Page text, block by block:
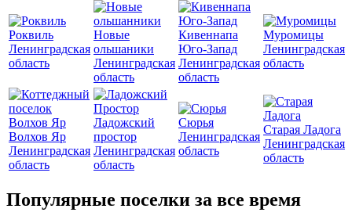
Роквиль
Ленинградская
область
Новые
ольшаники
Ленинградская
область
Кивеннапа
Юго-Запад
Ленинградская
область
Муромицы
Ленинградская
область
Волхов Яр
Ленинградская
область
Ладожский
простор
Ленинградская
область
Сюрья
Ленинградская
область
Старая Ладога
Ленинградская
область
Популярные поселки за все время